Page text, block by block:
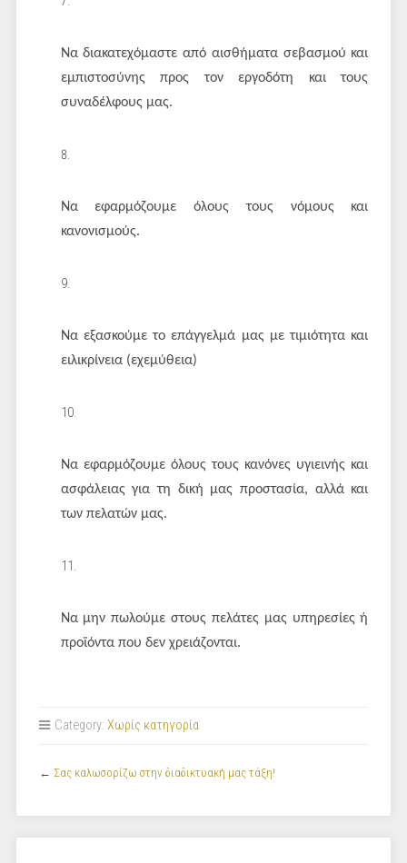
Να διακατεχόμαστε από αισθήματα σεβασμού και
εμπιστοσύνης προς τον εργοδότη και τους
συναδέλφους μας.
Να εφαρμόζουμε όλους τους νόμους και
κανονισμούς.
Να εξασκούμε το επάγγελμά μας με τιμιότητα και
ειλικρίνεια (εχεμύθεια)
Να εφαρμόζουμε όλους τους κανόνες υγιεινής και
ασφάλειας για τη δική μας προστασία, αλλά και
των πελατών μας.
Να μην πωλούμε στους πελάτες μας υπηρεσίες ή
προϊόντα που δεν χρειάζονται.
Category: Χωρίς κατηγορία
← Σας καλωσορίζω στην διαδικτυακή μας τάξη!